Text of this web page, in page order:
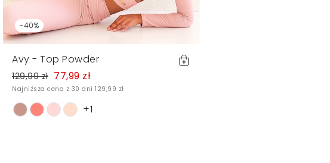
-40%
Avy - Top Powder
129,99 zł 77,99 zł
Najniższa cena z 30 dni 129,99 zł
+1